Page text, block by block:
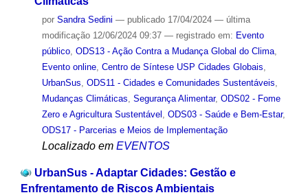
por Sandra Sedini — publicado17/04/2024 — última
modificação12/06/2024 09:37 — registrado em: Evento
público, ODS13 - Ação Contra a Mudança Global do Clima,
Evento online, Centro de Síntese USP Cidades Globais
UrbanSus ODS11 - Cidades e Comunidades Sustentáveis
Mudanças Climáticas Segurança Alimentar, ODS02 - Fome
Zero e Agricultura Sustentável
ODS03 - Saúde e Bem-Estar,
ODS17 - Parcerias e Meios de Implementação
Localizado em EVENTOS
UrbanSus - Adaptar Cidades: Gestão e
Enfrentamento de Riscos Ambientais